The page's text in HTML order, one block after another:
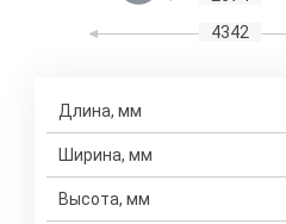
4342
Длина, мм
Ширина, мм
Высота, мм